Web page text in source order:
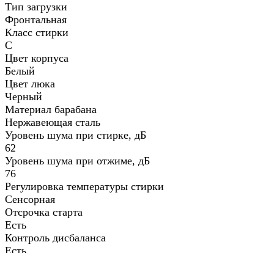
Тип загрузки
Фронтальная
Класс стирки
C
Цвет корпуса
Белый
Цвет люка
Черный
Материал барабана
Нержавеющая сталь
Уровень шума при стирке, дБ
62
Уровень шума при отжиме, дБ
76
Регулировка температуры стирки
Сенсорная
Отсрочка старта
Есть
Контроль дисбаланса
Есть